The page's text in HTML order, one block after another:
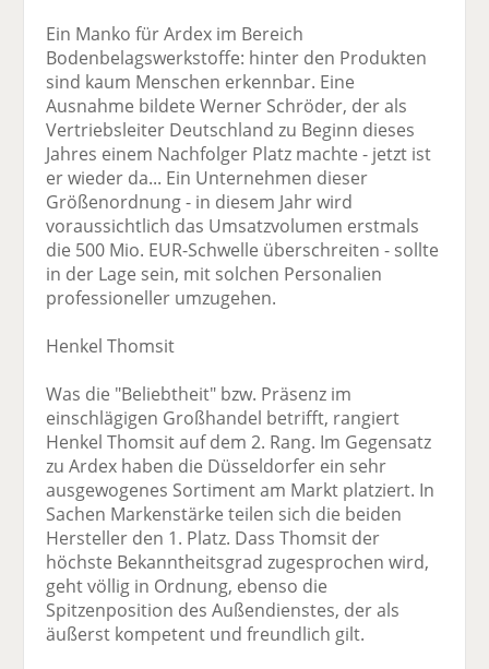
Ein Manko für Ardex im Bereich
Bodenbelagswerkstoffe: hinter den Produkten
sind kaum Menschen erkennbar. Eine
Ausnahme bildete Werner Schröder, der als
Vertriebsleiter Deutschland zu Beginn dieses
Jahres einem Nachfolger Platz machte - jetzt ist
er wieder da... Ein Unternehmen dieser
Größenordnung - in diesem Jahr wird
voraussichtlich das Umsatzvolumen erstmals
die 500 Mio. EUR-Schwelle überschreiten - sollte
in der Lage sein, mit solchen Personalien
professioneller umzugehen.
Henkel Thomsit
Was die "Beliebtheit" bzw. Präsenz im
einschlägigen Großhandel betrifft, rangiert
Henkel Thomsit auf dem 2. Rang. Im Gegensatz
zu Ardex haben die Düsseldorfer ein sehr
ausgewogenes Sortiment am Markt platziert. In
Sachen Markenstärke teilen sich die beiden
Hersteller den 1. Platz. Dass Thomsit der
höchste Bekanntheitsgrad zugesprochen wird,
geht völlig in Ordnung, ebenso die
Spitzenposition des Außendienstes, der als
äußerst kompetent und freundlich gilt.